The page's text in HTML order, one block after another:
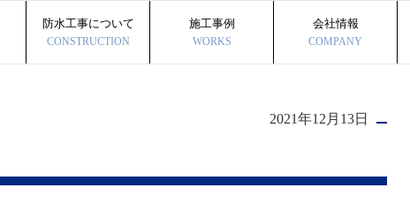
防水工事について
CONSTRUCTION
施工事例
WORKS
会社情報
COMPANY
2021年12月13日